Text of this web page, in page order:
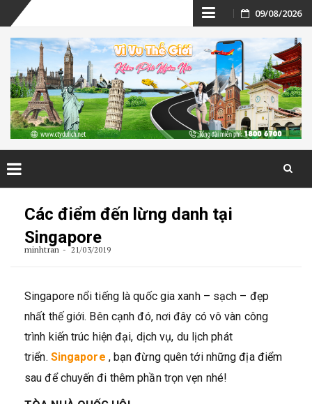
Skip
to
content
09/08/2026
Các điểm đến lừng danh tại
Singapore
minhtran 21/03/2019
Singapore nổi tiếng là quốc gia xanh – sạch – đẹp
nhất thế giới. Bên cạnh đó, nơi đây có vô vàn công
trình kiến trúc hiện đại, dịch vụ, du lịch phát
triển. Singapore , bạn đừng quên tới những địa điểm
sau để chuyến đi thêm phần trọn vẹn nhé!